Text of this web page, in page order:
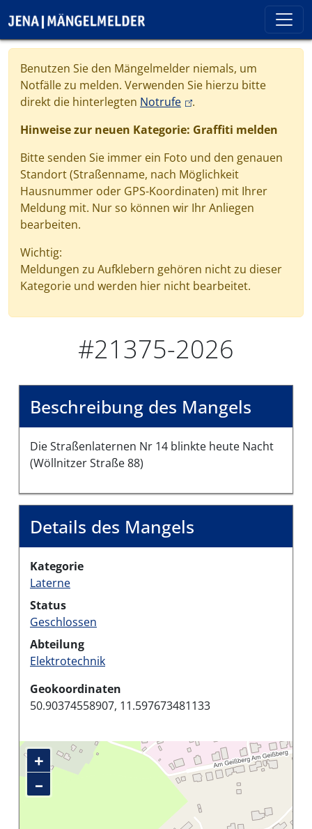
Benutzen Sie den Mängelmelder niemals, um
Notfälle zu melden. Verwenden Sie hierzu bitte
direkt die hinterlegten Notrufe(link is external)
.
Hinweise zur neuen Kategorie: Graffiti melden
Bitte senden Sie immer ein Foto und den genauen
Standort (Straßenname, nach Möglichkeit
Hausnummer oder GPS-Koordinaten) mit Ihrer
Meldung mit. Nur so können wir Ihr Anliegen
bearbeiten.
Wichtig:
Meldungen zu Aufklebern gehören nicht zu dieser
Kategorie und werden hier nicht bearbeitet.
#21375-2026
Beschreibung des Mangels
Die Straßenlaternen Nr 14 blinkte heute Nacht
(Wöllnitzer Straße 88)
Details des Mangels
Kategorie
Laterne
Status
Geschlossen
Abteilung
Elektrotechnik
Geokoordinaten
50.90374558907, 11.597673481133
+
–